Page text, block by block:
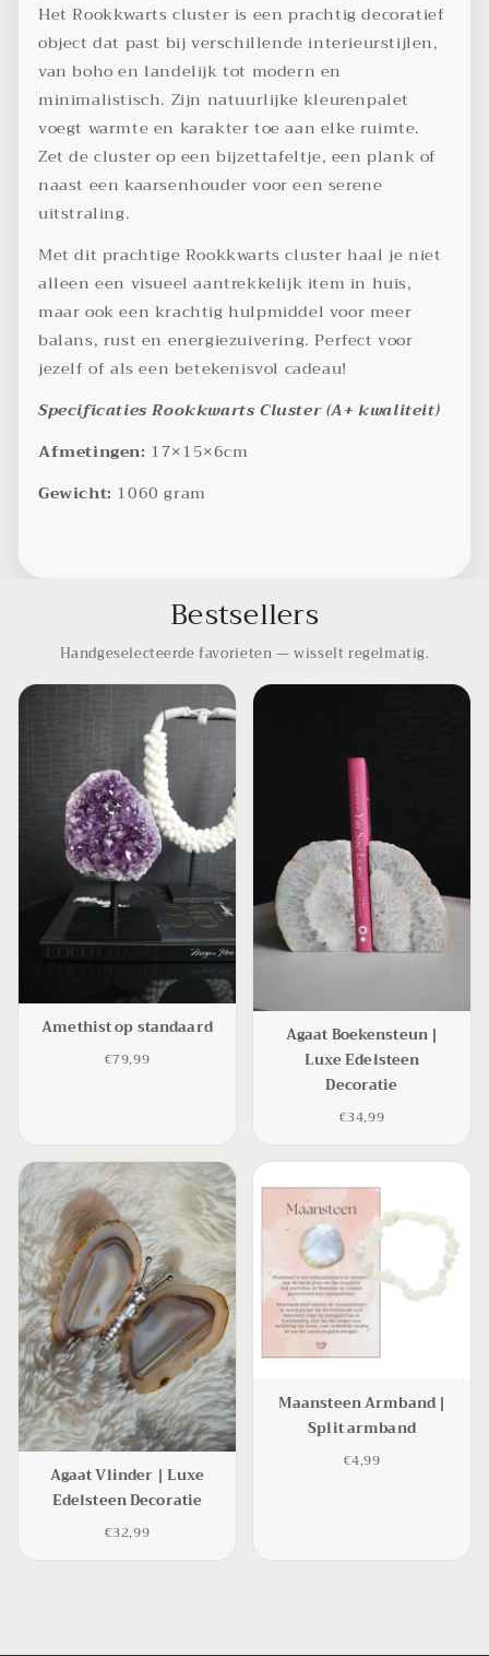
Het Rookkwarts cluster is een prachtig decoratief
object dat past bij verschillende interieurstijlen,
van boho en landelijk tot modern en
minimalistisch. Zijn natuurlijke kleurenpalet
voegt warmte en karakter toe aan elke ruimte.
Zet de cluster op een bijzettafeltje, een plank of
naast een kaarsenhouder voor een serene
uitstraling.
Met dit prachtige Rookkwarts cluster haal je niet
alleen een visueel aantrekkelijk item in huis,
maar ook een krachtig hulpmiddel voor meer
balans, rust en energiezuivering. Perfect voor
jezelf of als een betekenisvol cadeau!
Specificaties Rookkwarts Cluster (A+ kwaliteit)
Afmetingen: 17×15×6cm
Gewicht: 1060 gram
Bestsellers
Handgeselecteerde favorieten — wisselt regelmatig.
Amethist op standaard
€79,99
Agaat Boekensteun |
Luxe Edelsteen
Decoratie
€34,99
Agaat Vlinder | Luxe
Edelsteen Decoratie
€32,99
Maansteen Armband |
Split armband
€4,99